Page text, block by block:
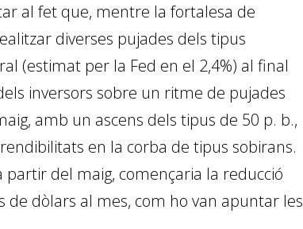
al fet que, mentre la fortalesa de
diverses pujades dels tipus
(estimat per la Fed en el 2,4%) al final
inversors sobre un ritme de pujades
amb un ascens dels tipus de 50 p. b.,
en la corba de tipus sobirans.
del maig, començaria la reducció
dòlars al mes, com ho van apuntar les